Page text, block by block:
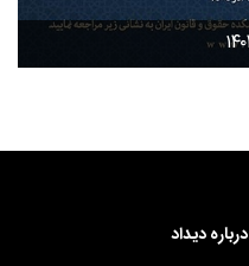
درباره دیداد